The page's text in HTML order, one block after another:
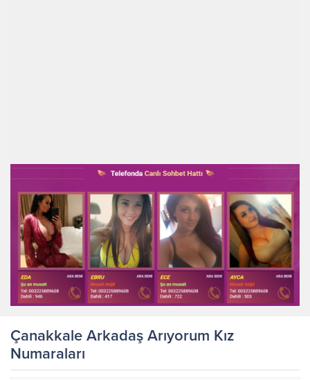
Çanakkale Arkadaş Arıyorum Kız
Numaraları